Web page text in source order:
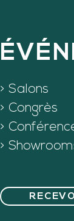
> Salons
> Congrès
>
>